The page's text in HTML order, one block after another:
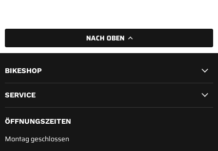
NACH OBEN
BIKESHOP
SERVICE
ÖFFNUNGSZEITEN
Montag geschlossen